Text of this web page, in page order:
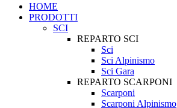
HOME
PRODOTTI
SCI
REPARTO SCI
Sci
Sci Alpinismo
Sci Gara
REPARTO SCARPONI
Scarponi
Scarponi Alpinismo